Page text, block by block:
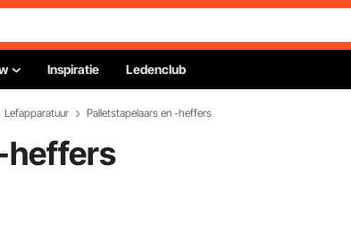
Inspiratie Ledenclub
Lefapparatuur Palletstapelaars en -heffers
heffers